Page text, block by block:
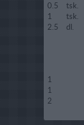
0.5
tsk.
1
tsk.
2.5
dl.
1
1
2